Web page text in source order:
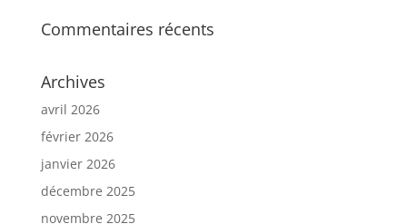
Commentaires récents
Archives
avril 2026
février 2026
janvier 2026
décembre 2025
novembre 2025